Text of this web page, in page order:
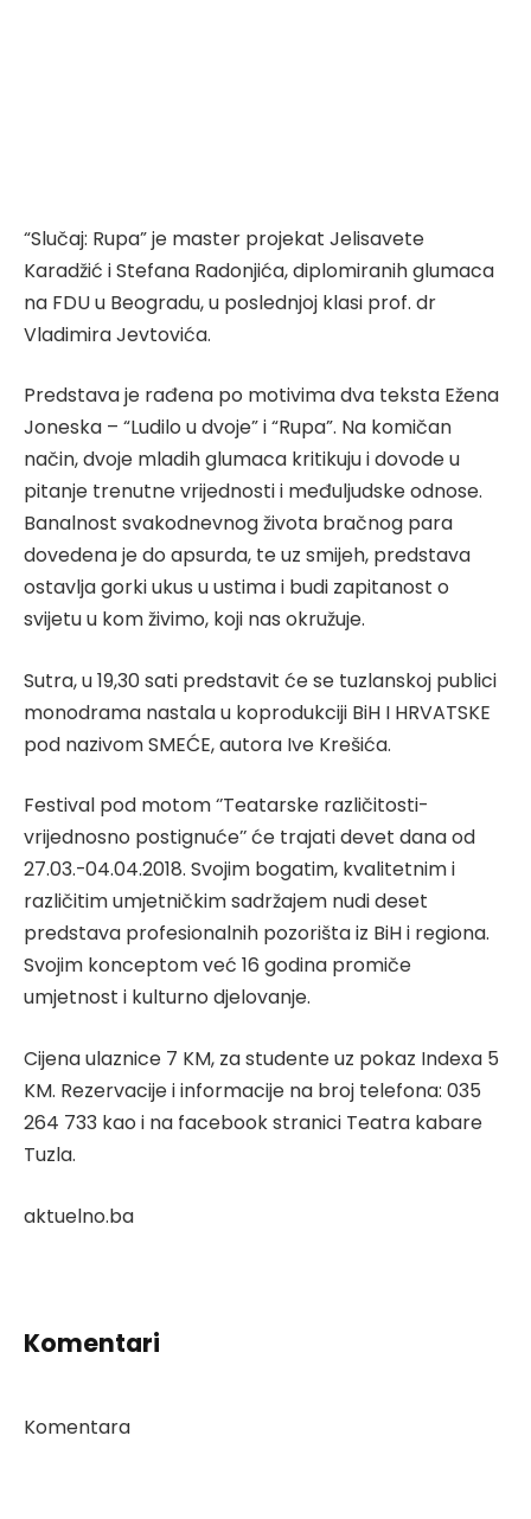
“Slučaj: Rupa” je master projekat Jelisavete
Karadžić i Stefana Radonjića, diplomiranih glumaca
na FDU u Beogradu, u poslednjoj klasi prof. dr
Vladimira Jevtovića.
Predstava je rađena po motivima dva teksta Ežena
Joneska – “Ludilo u dvoje” i “Rupa”. Na komičan
način, dvoje mladih glumaca kritikuju i dovode u
pitanje trenutne vrijednosti i međuljudske odnose.
Banalnost svakodnevnog života bračnog para
dovedena je do apsurda, te uz smijeh, predstava
ostavlja gorki ukus u ustima i budi zapitanost o
svijetu u kom živimo, koji nas okružuje.
Sutra, u 19,30 sati predstavit će se tuzlanskoj publici
monodrama nastala u koprodukciji BiH I HRVATSKE
pod nazivom SMEĆE, autora Ive Krešića.
Festival pod motom ‘’Teatarske različitosti-
vrijednosno postignuće’’ će trajati devet dana od
27.03.-04.04.2018. Svojim bogatim, kvalitetnim i
različitim umjetničkim sadržajem nudi deset
predstava profesionalnih pozorišta iz BiH i regiona.
Svojim konceptom već 16 godina promiče
umjetnost i kulturno djelovanje.
Cijena ulaznice 7 KM, za studente uz pokaz Indexa 5
KM. Rezervacije i informacije na broj telefona: 035
264 733 kao i na facebook stranici Teatra kabare
Tuzla.
aktuelno.ba
Komentari
Komentara